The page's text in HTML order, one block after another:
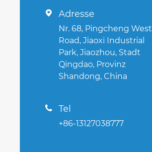
 Adresse
Nr. 68, Pingcheng West
Road, Jiaoxi Industrial
Park, Jiaozhou, Stadt
Qingdao, Provinz
Shandong, China
 Tel
+86-13127038777